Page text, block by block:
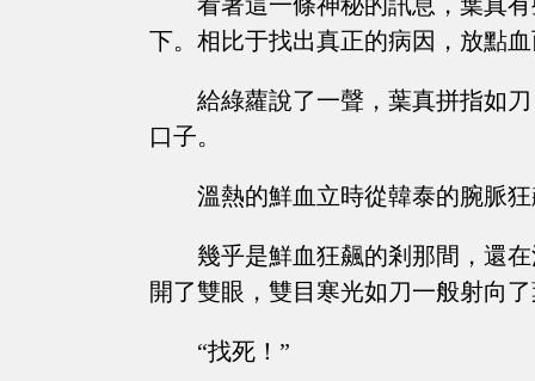
下。相比于找出真正的病因，放點
給綠蘿說了一聲，葉真拼指如
口子。
溫熱的鮮血立時從韓泰的腕脈
幾乎是鮮血狂飆的剎那間，還
開了雙眼，雙目寒光如刀一般射向
“找死！”